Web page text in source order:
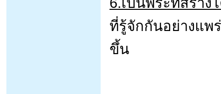
ที่รู้จักกันอย่างแพ
ขึ้น